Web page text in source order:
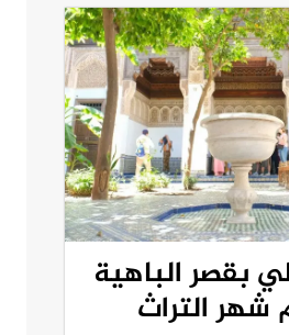
بقصر الباهية
التراث